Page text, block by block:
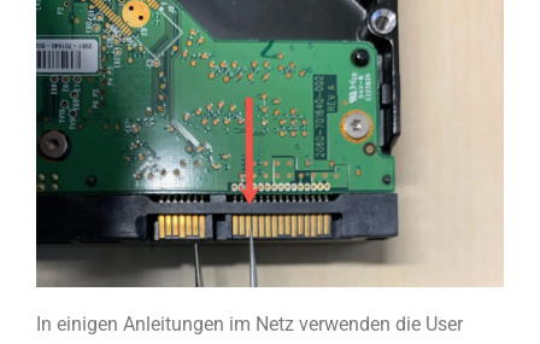
In einigen Anleitungen im Netz verwenden die User